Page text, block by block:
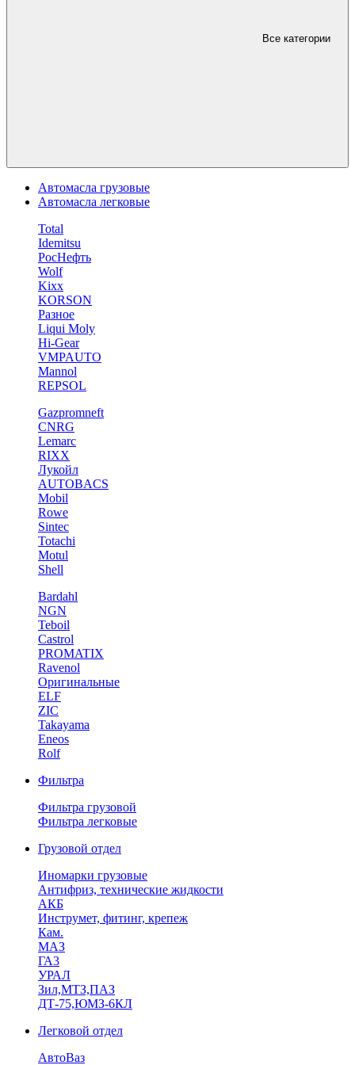
Все категории
Автомасла грузовые
Автомасла легковые
Total
Idemitsu
РосНефть
Wolf
Kixx
KORSON
Разное
Liqui Moly
Hi-Gear
VMPAUTO
Mannol
REPSOL
Gazpromneft
CNRG
Lemarc
RIXX
Лукойл
AUTOBACS
Mobil
Rowe
Sintec
Totachi
Motul
Shell
Bardahl
NGN
Teboil
Castrol
PROMATIX
Ravenol
Оригинальные
ELF
ZIC
Takayama
Eneos
Rolf
Фильтра
Фильтра грузовой
Фильтра легковые
Грузовой отдел
Иномарки грузовые
Антифриз, технические жидкости
АКБ
Инструмет, фитинг, крепеж
Кам.
МАЗ
ГА3
УРАЛ
Зил,МТЗ,ПАЗ
ДТ-75,ЮМЗ-6КЛ
Легковой отдел
АвтоВаз